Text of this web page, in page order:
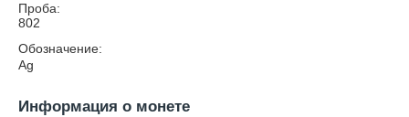
Проба:
802
Обозначение:
Ag
Информация о монете